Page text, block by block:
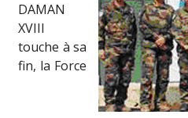
DAMAN
XVIII
touche à sa
fin, la Force